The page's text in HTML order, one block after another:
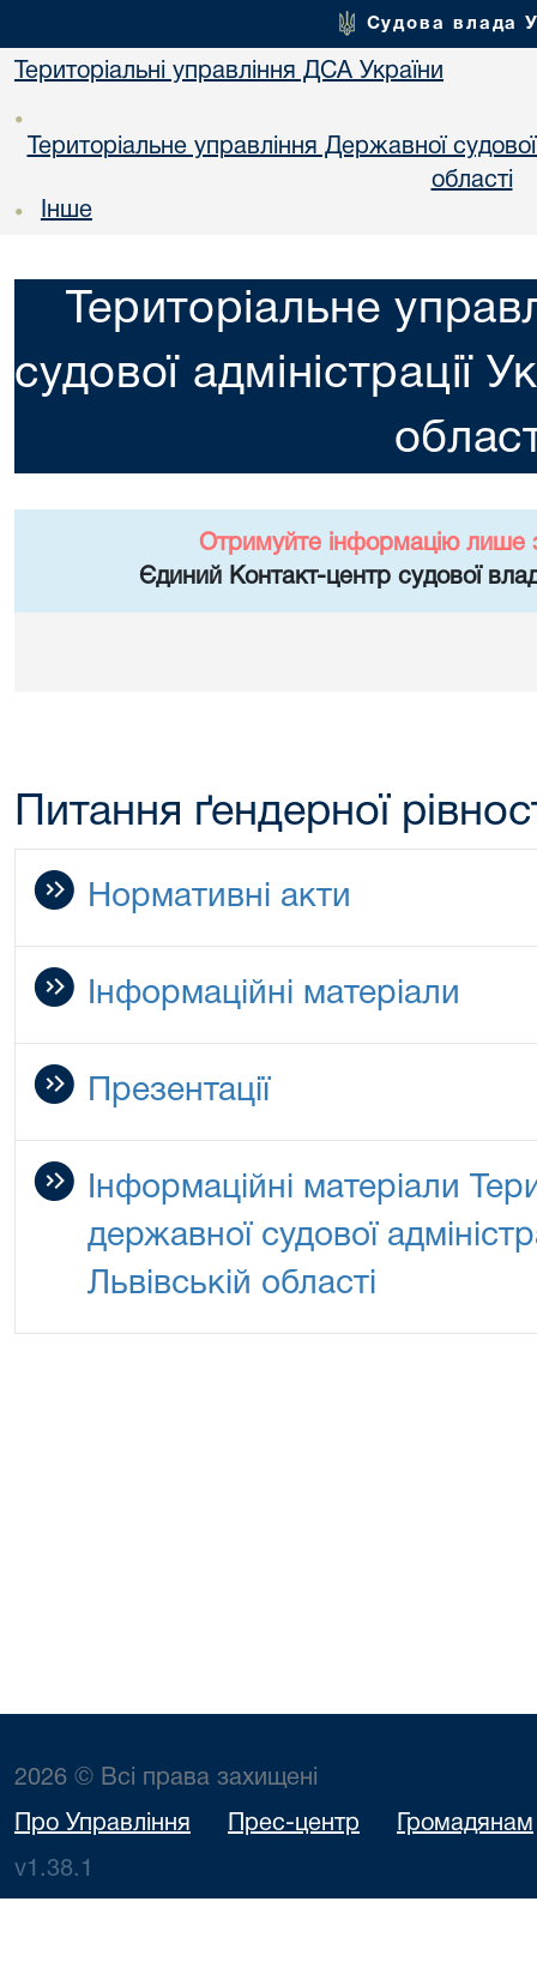
Судова влада
Територіальні управління ДСА України
•
Територіальне управління Державної
областi
• Інше
Територіальне
судової адміністрації
Отримуйте інформацію лише
Єдиний Контакт-центр судової
Питання ґендерної
Нормативні акти
Інформаційні матеріали
Презентації
Інформаційні матеріали
державної судової
Львівській області
2026 © Всі права захищені
Про Управління Прес-центр Громадянам
v1.38.1